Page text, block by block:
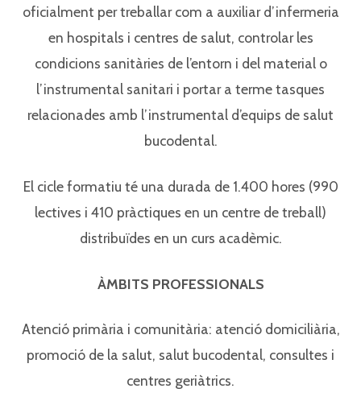
oficialment per treballar com a auxiliar d’infermeria
en hospitals i centres de salut, controlar les
condicions sanitàries de l’entorn i del material o
l’instrumental sanitari i portar a terme tasques
relacionades amb l’instrumental d’equips de salut
bucodental.
El cicle formatiu té una durada de 1.400 hores (990
lectives i 410 pràctiques en un centre de treball)
distribuïdes en un curs acadèmic.
ÀMBITS PROFESSIONALS
Atenció primària i comunitària: atenció domiciliària,
promoció de la salut, salut bucodental, consultes i
centres geriàtrics.